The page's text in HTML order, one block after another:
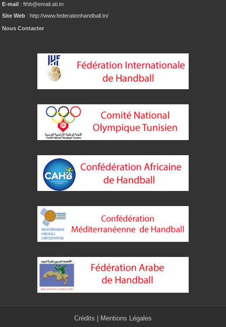
E-mail : fthb@email.ati.tn
Site Web : http://www.federationhandball.tn/
Nous Contacter
Crédits Mentions Légales